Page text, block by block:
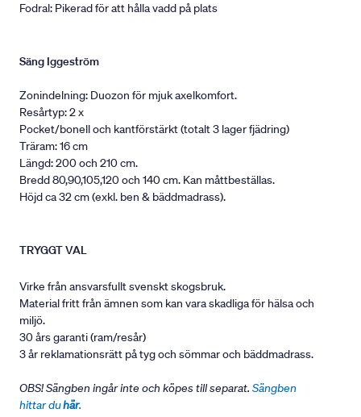
Fodral: Pikerad för att hålla vadd på plats
Säng Iggeström
Zonindelning: Duozon för mjuk axelkomfort.
Resårtyp: 2 x
Pocket/bonell och kantförstärkt (totalt 3 lager fjädring)
Träram: 16 cm
Längd: 200 och 210 cm.
Bredd 80,90,105,120 och 140 cm. Kan måttbeställas.
Höjd ca 32 cm (exkl. ben & bäddmadrass).
TRYGGT VAL
Virke från ansvarsfullt svenskt skogsbruk.
Material fritt från ämnen som kan vara skadliga för hälsa och
miljö.
30 års garanti (ram/resår)
3 år reklamationsrätt på tyg och sömmar och bäddmadrass.
OBS! Sängben ingår inte och köpes till separat. Sängben
hittar duhär.